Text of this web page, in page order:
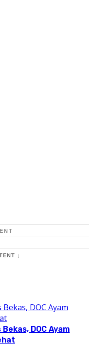
↓
DOC Ayam